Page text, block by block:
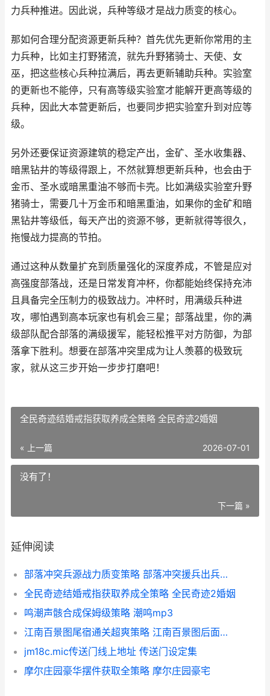
力兵种推进。因此说，兵种等级才是战力质变的核心。
那如何合理分配资源更新兵种？首先优先更新你常用的主
力兵种，比如主打野猪流，就先升野猪骑士、天使、女
巫，把这些核心兵种拉满后，再去更新辅助兵种。实验室
的更新也不能停，只有高等级实验室才能解开更高等级的
兵种，因此大本营更新后，也要同步把实验室升到对应等
级。
另外还要保证资源建筑的稳定产出，金矿、圣水收集器、
暗黑钻井的等级得跟上，不然就算想更新兵种，也会由于
金币、圣水或暗黑重油不够而卡壳。比如满级实验室升野
猪骑士，需要几十万金币和暗黑重油，如果你的金矿和暗
黑钻井等级低，每天产出的资源不够，更新就得等很久，
拖慢战力提高的节拍。
通过这种从数量扩充到质量强化的深度养成，不管是应对
高强度部落战，还是日常发育冲杯，你都能始终保持充沛
且具备完全压制力的极致战力。冲杯时，用满级兵种进
攻，哪怕遇到高本玩家也有机会三星；部落战里，你的满
级部队配合部落的满级援军，能轻松推平对方防御，为部
落拿下胜利。想要在部落冲突里成为让人羡慕的极致玩
家，就从这三步开始一步步打磨吧！
全民奇迹结婚戒指获取养成全策略 全民奇迹2婚姻
« 上一篇 2026-07-01
没有了！
下一篇 »
延伸阅读
部落冲突兵源战力质变策略 部落冲突援兵出兵顺序
全民奇迹结婚戒指获取养成全策略 全民奇迹2婚姻
鸣潮声骸合成保姆级策略 潮鸣mp3
江南百景图尾宿通关超爽策略 江南百景图后面玩啥
jm18c.mic传送门线上地址 传送门设定集
摩尔庄园豪华摆件获取全策略 摩尔庄园豪宅